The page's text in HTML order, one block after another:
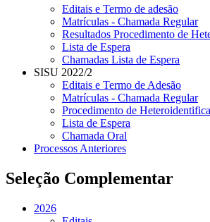
Editais e Termo de adesão
Matrículas - Chamada Regular
Resultados Procedimento de
Lista de Espera
Chamadas Lista de Espera
SISU 2022/2
Editais e Termo de Adesão
Matrículas - Chamada Regular
Procedimento de
Lista de Espera
Chamada Oral
Processos Anteriores
Seleção Complementar
2026